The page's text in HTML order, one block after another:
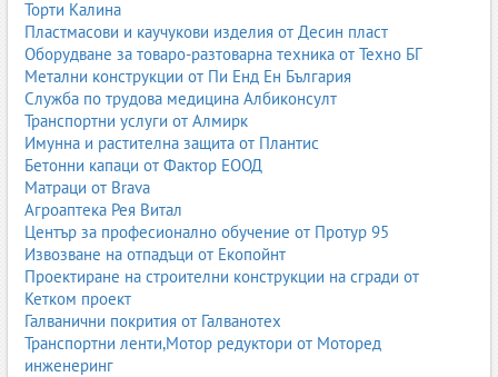
на децата. Важно е темата да не „заключи“ стаята в твърде
тесен стил, който детето бързо ще израсне.
Унисекс детски стаи
Неутрални цветове, универсални мотиви и мебели, подходящи
както за момичета, така и за момчета. Идеални за споделени
стаи или за семейства, които не искат силно „розово“ или
„синьо“ разделение.
Детски стаи по материали
Материалите са ключови за безопасността, дълготрайността и
визията на детската стая.
MDF
MDF позволява фрезовани вратички, заоблени форми и богати
цветове. Често се използва за фронтове на шкафове и врати.
Торти Калина
Пластмасови и каучукови изделия от Десин пласт
Оборудване за товаро-разтоварна техника от Техно БГ
Метални конструкции от Пи Енд Ен България
Служба по трудова медицина Албиконсулт
Транспортни услуги от Алмирк
Имунна и растителна защита от Плантис
Бетонни капаци от Фактор ЕООД
Матраци от Brava
Агроаптека Рея Витал
Център за професионално обучение от Протур 95
Извозване на отпадъци от Екопойнт
Проектиране на строителни конструкции на сгради от
Кетком проект
Галванични покрития от Галванотех
Транспортни ленти,Мотор редуктори от Моторед
инженеринг